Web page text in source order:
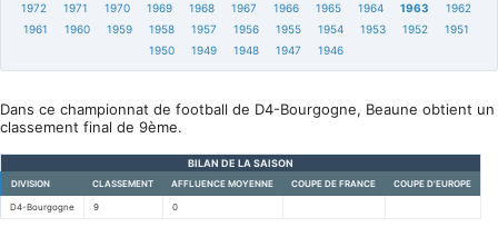
1972
1971 1970 1969 1968 1967 1966 1965 1964 1963
1962
1961
1960 1959 1958 1957 1956 1955 1954 1953 1952
1951
1950
1949 1948 1947 1946
Dans ce championnat de football de D4-Bourgogne, Beaune obtient un
classement final de 9ème.
BILAN DE LA SAISON
DIVISION CLASSEMENT AFFLUENCE MOYENNE COUPE DE FRANCE COUPE D'EUROPE
D4-Bourgogne 9 0